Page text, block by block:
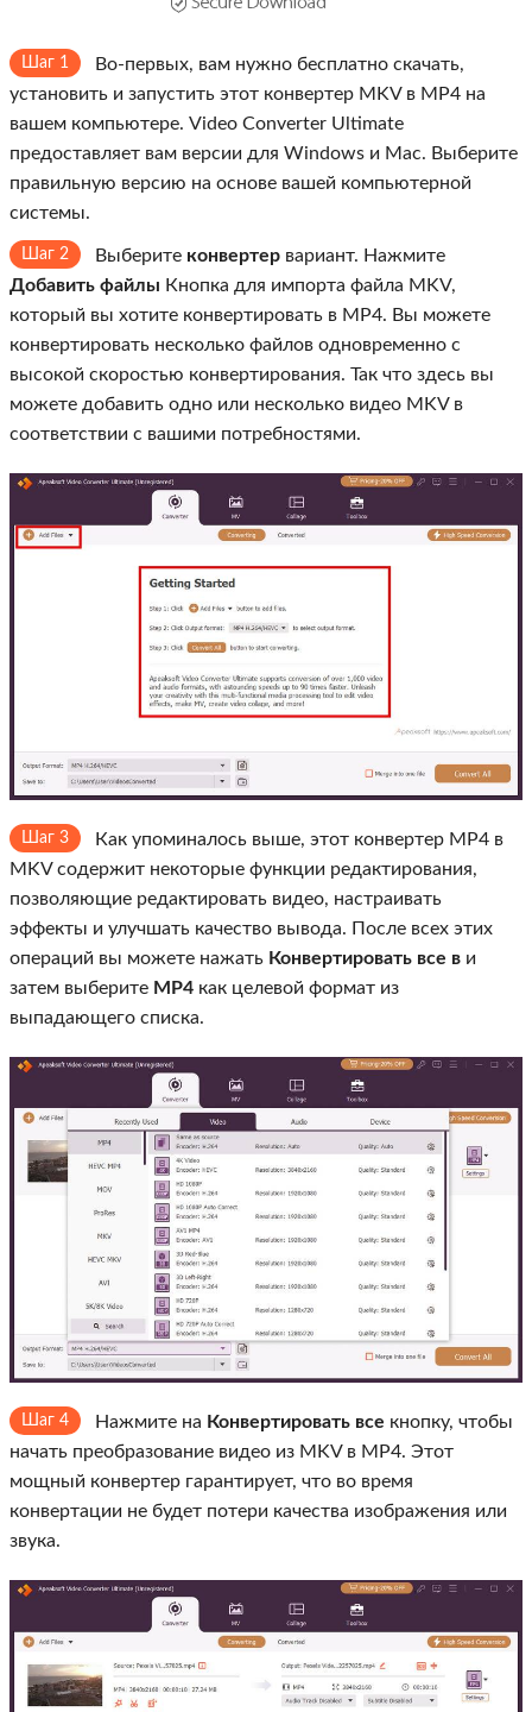
Шаг 1
Во-первых, вам нужно бесплатно скачать,
установить и запустить этот конвертер MKV в MP4 на
вашем компьютере. Video Converter Ultimate
предоставляет вам версии для Windows и Mac. Выберите
правильную версию на основе вашей компьютерной
системы.
Шаг 2 Выберите конвертер вариант. Нажмите
Добавить файлы Кнопка для импорта файла MKV,
который вы хотите конвертировать в MP4. Вы можете
конвертировать несколько файлов одновременно с
высокой скоростью конвертирования. Так что здесь вы
можете добавить одно или несколько видео MKV в
соответствии с вашими потребностями.
Шаг 3
Как упоминалось выше, этот конвертер MP4 в
MKV содержит некоторые функции редактирования,
позволяющие редактировать видео, настраивать
эффекты и улучшать качество вывода. После всех этих
операций вы можете нажать Конвертировать все в и
затем выберите MP4 как целевой формат из
выпадающего списка.
Шаг 4 Нажмите на Конвертировать все кнопку, чтобы
начать преобразование видео из MKV в MP4. Этот
мощный конвертер гарантирует, что во время
конвертации не будет потери качества изображения или
звука.